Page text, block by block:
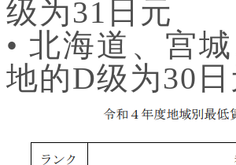
级为31日元
• 北海道、宫
地的D级为30日